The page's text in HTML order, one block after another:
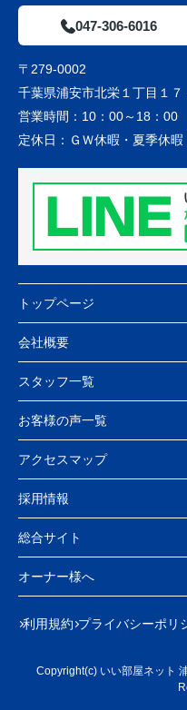
047-306-6016
〒279-0002
千葉県浦安市北栄１丁目１
営業時間： 10：00～18：00
定休日： ＧＷ休暇・夏季休
トップページ
会社概要
スタッフ一覧
お客様の声一覧
アクセスマップ
採用情報
総合サイト
オーナー様へ
利用規約 プライバシーポリ
Copyright(c) いい部屋ネット